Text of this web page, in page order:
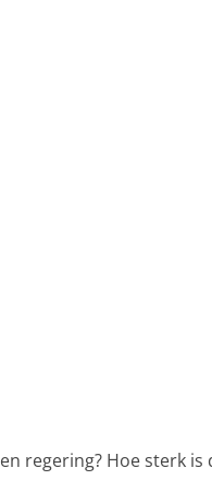
regering? Hoe sterk is